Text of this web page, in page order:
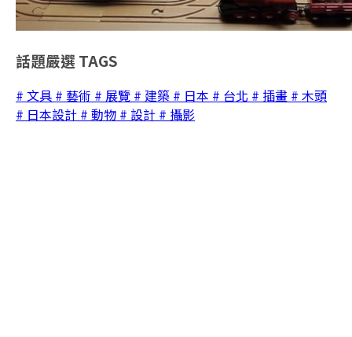
話題嚴選 TAGS
# 文具 # 藝術 # 展覽 # 建築 # 日本 # 台北 # 插畫 # 木頭
# 日本設計 # 動物 # 設計 # 攝影